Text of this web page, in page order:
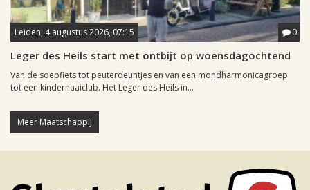
Leiden, 4 augustus 2026, 07:15 0
Leger des Heils start met ontbijt op woensdagochtend
Van de soepfiets tot peuterdeuntjes en van een mondharmonicagroep
tot een kindernaaiclub. Het Leger des Heils in...
Meer Maatschappij